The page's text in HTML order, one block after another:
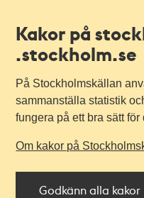
Kakor på
.stockholm.se
På Stockholmskällan
sammanställa statistik
fungera på ett bra sätt för
Om kakor på
Godkänn alla kakor